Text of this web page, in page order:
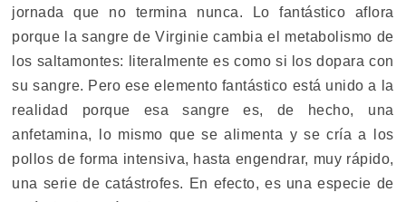
jornada que no termina nunca. Lo fantástico aflora
porque la sangre de Virginie cambia el metabolismo de
los saltamontes: literalmente es como si los dopara con
su sangre. Pero ese elemento fantástico está unido a la
realidad porque esa sangre es, de hecho, una
anfetamina, lo mismo que se alimenta y se cría a los
pollos de forma intensiva, hasta engendrar, muy rápido,
una serie de catástrofes. En efecto, es una especie de